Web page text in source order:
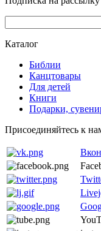
Каталог
Библии
Канцтовары
Для детей
Книги
Подарки,
Присоединяйтесь к